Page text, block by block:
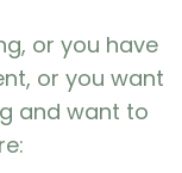
or you have
or you want
and want to